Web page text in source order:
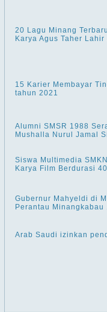
20 Lagu Minang
Karya Agus Taher Lahir
15 Karier Membayar
tahun 2021
Alumni SMSR 1988
Mushalla Nurul Jamal
Siswa Multimedia
Karya Film Berdurasi
Gubernur Mahyeldi di
Perantau Minangkabau
Arab Saudi izinkan